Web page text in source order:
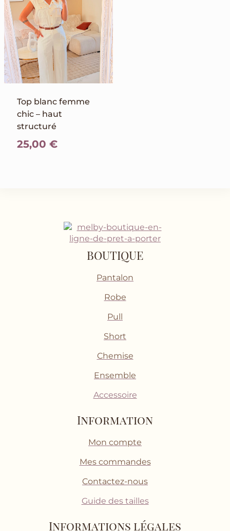
Top blanc femme
chic – haut
structuré
25,00 €
BOUTIQUE
Pantalon
Robe
Pull
Short
Chemise
Ensemble
Accessoire
Information
Mon compte
Mes commandes
Contactez-nous
Guide des tailles
Informations légales